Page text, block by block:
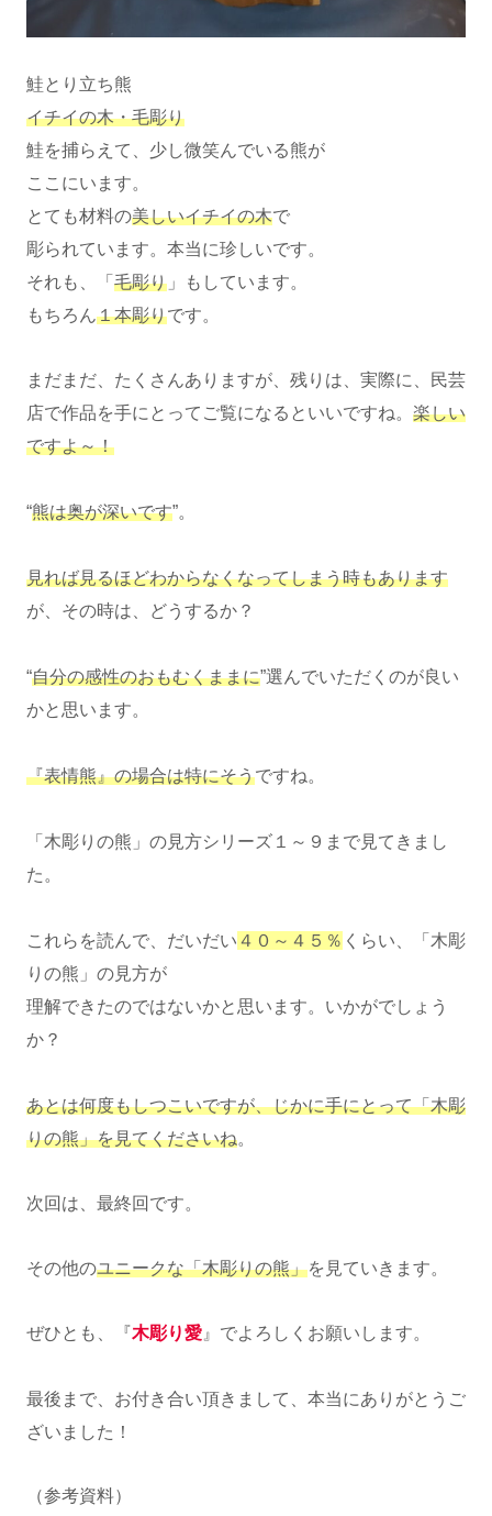
鮭とり立ち熊
イチイの木・毛彫り
鮭を捕らえて、少し微笑んでいる熊が
ここにいます。
とても材料の美しいイチイの木で
彫られています。本当に珍しいです。
それも、「 毛彫り 」もしています。
もちろん１本彫りです。
まだまだ、たくさんありますが、残りは、実際に、民芸
店で作品を手にとってご覧になるといいですね。 楽しい
ですよ～！
“熊は奥が深いです”。
見れば見るほどわからなくなってしまう時もあります
が、その時は、どうするか？
“自分の感性のおもむくままに”選んでいただくのが良い
かと思います。
『表情熊』の場合は特にそうですね。
「木彫りの熊」の見方シリーズ１～９まで見てきまし
た。
これらを読んで、だいだい ４０～４５％ くらい、「木彫
りの熊」の見方が
理解できたのではないかと思います。いかがでしょう
か？
あとは何度もしつこいですが、じかに手にとって「木彫
りの熊」を見てくださいね。
次回は、最終回です。
その他のユニークな「木彫りの熊」を見ていきます。
ぜひとも、『木彫り愛 』でよろしくお願いします。
最後まで、お付き合い頂きまして、本当にありがとうご
ざいました！
（参考資料）